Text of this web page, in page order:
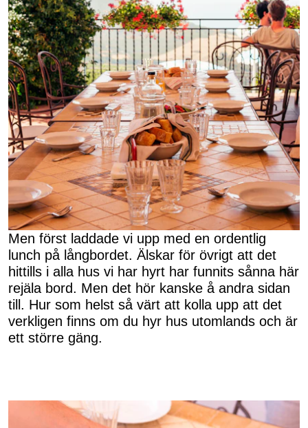
Men först laddade vi upp med en ordentlig
lunch på långbordet. Älskar för övrigt att det
hittills i alla hus vi har hyrt har funnits sånna här
rejäla bord. Men det hör kanske å andra sidan
till. Hur som helst så värt att kolla upp att det
verkligen finns om du hyr hus utomlands och är
ett större gäng.